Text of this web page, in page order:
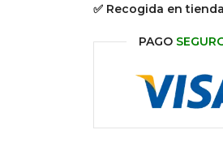
✅ Recogida en
PAGO